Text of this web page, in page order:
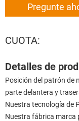
Pregunte
CUOTA:
Detalles de
Posición del patrón de
parte delantera y
Nuestra tecnología de
Nuestra fábrica marca